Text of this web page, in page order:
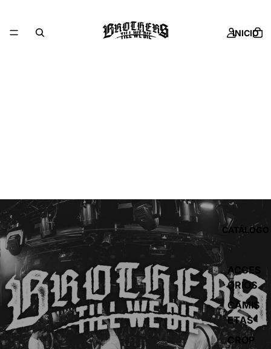
INICIO
CATÁLOGO
ACCES
ORIOS
CAMIS
ETAS
CROP